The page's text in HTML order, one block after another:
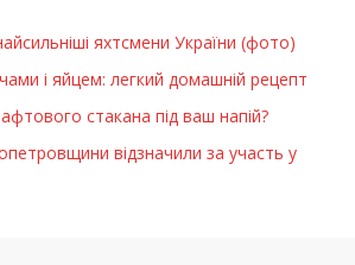
яхтсмени України (фото)
і яйцем: легкий домашній рецепт
стакана під ваш напій?
відзначили за участь у